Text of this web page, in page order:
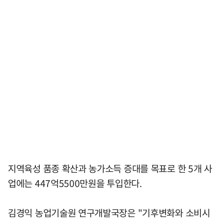
지역육성 품종 확산과 농가소득 증대를 목표로 한 5개 사
업에는 447억5500만원을 투입한다.
김경익 농업기술원 연구개발국장은 "기후변화와 소비시